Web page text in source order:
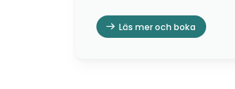
Läs mer och boka